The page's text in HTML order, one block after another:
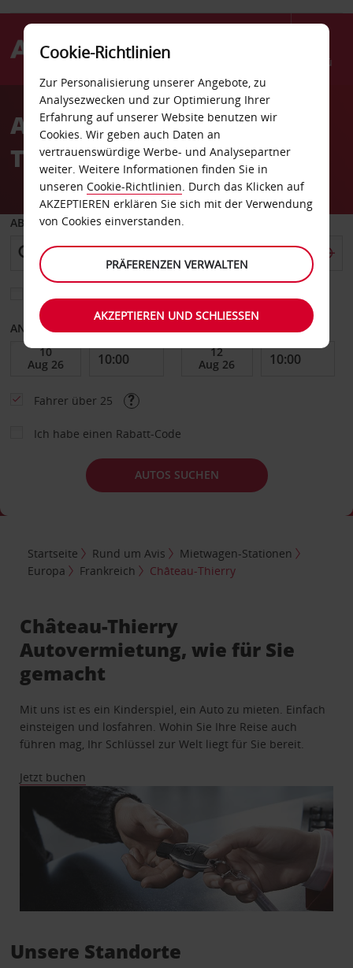
Menü
AvisAutovermietung Château-
Thierry
ABHOLEN VON
ANFANGSDATUM
Fahrer über 25
Ich habe einen Rabatt-Code
AUTOS SUCHEN
Startseite Rund um Avis
Mietwagen-Stationen
Europa
Frankreich Château-Thierry
Château-Thierry
Autovermietung, wie für Sie
gemacht
Mit uns ist es ein Kinderspiel, ein Auto zu mieten. Einfach
einsteigen und losfahren. Wohin Sie Ihre Reise auch
führen mag, Ihr Schlüssel zur Welt liegt für Sie bereit.
Jetzt buchen
Unsere Standorte
Cookie-Richtlinien
Zur Personalisierung unserer Angebote, zu
Analysezwecken und zur Optimierung Ihrer
Erfahrung auf unserer Website benutzen wir
Cookies. Wir geben auch Daten an
vertrauenswürdige Werbe- und Analysepartner
weiter. Weitere Informationen finden Sie in
unseren Cookie-Richtlinien. Durch das Klicken auf
AKZEPTIEREN erklären Sie sich mit der Verwendung
von Cookies einverstanden.
PRÄFERENZEN VERWALTEN
AKZEPTIEREN UND SCHLIESSEN